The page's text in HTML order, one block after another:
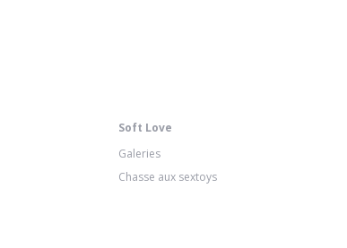
Soft Love
Galeries
Chasse aux sextoys